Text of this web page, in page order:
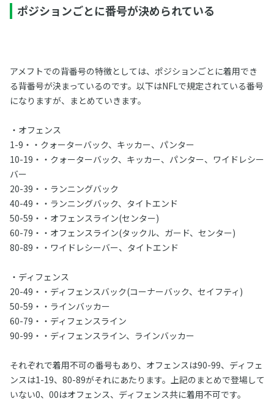
ポジションごとに番号が決められている
アメフトでの背番号の特徴としては、ポジションごとに着用でき
る背番号が決まっているのです。以下はNFLで規定されている番号
になりますが、まとめていきます。
・オフェンス
1-9・・クォーターバック、キッカー、パンター
10-19・・クォーターバック、キッカー、パンター、ワイドレシー
バー
20-39・・ランニングバック
40-49・・ランニングバック、タイトエンド
50-59・・オフェンスライン(センター)
60-79・・オフェンスライン(タックル、ガード、センター)
80-89・・ワイドレシーバー、タイトエンド
・ディフェンス
20-49・・ディフェンスバック(コーナーバック、セイフティ)
50-59・・ラインバッカー
60-79・・ディフェンスライン
90-99・・ディフェンスライン、ラインバッカー
それぞれで着用不可の番号もあり、オフェンスは90-99、ディフェ
ンスは1-19、80-89がそれにあたります。上記のまとめで登場して
いない0、00はオフェンス、ディフェンス共に着用不可です。